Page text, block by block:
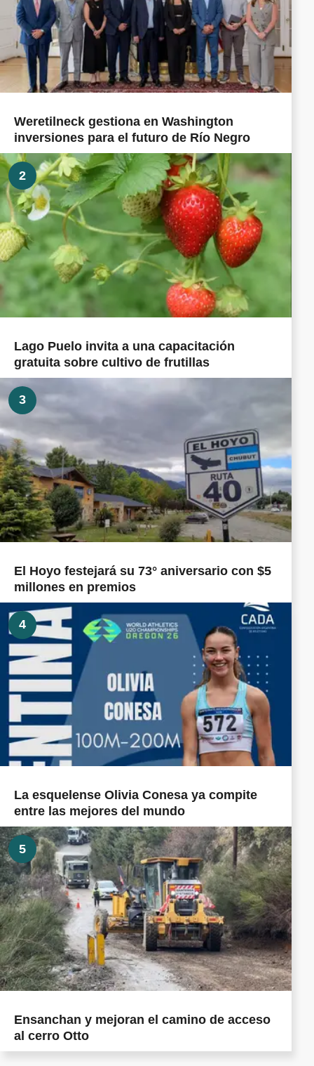
Weretilneck gestiona en Washington
inversiones para el futuro de Río Negro
2
Lago Puelo invita a una capacitación
gratuita sobre cultivo de frutillas
3
El Hoyo festejará su 73° aniversario con $5
millones en premios
4
La esquelense Olivia Conesa ya compite
entre las mejores del mundo
5
Ensanchan y mejoran el camino de acceso
al cerro Otto